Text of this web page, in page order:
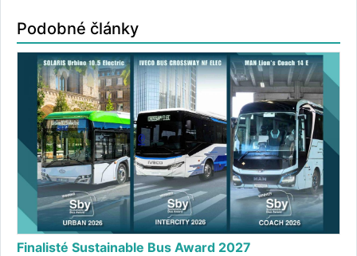
Podobné články
Finalisté Sustainable Bus Award 2027